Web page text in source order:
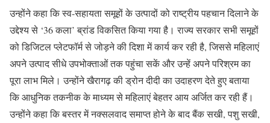
उन्होंने कहा कि स्व-सहायता समूहों के उत्पादों को राष्ट्रीय पहचान दिलाने के
उद्देश्य से ‘36 कला’ ब्रांड विकसित किया गया है। राज्य सरकार सभी समूहों
को डिजिटल प्लेटफॉर्म से जोड़ने की दिशा में कार्य कर रही है, जिससे महिलाएं
अपने उत्पाद सीधे उपभोक्ताओं तक पहुंचा सकें और उन्हें अपने परिश्रम का
पूरा लाभ मिले। उन्होंने खैरागढ़ की ड्रोन दीदी का उदाहरण देते हुए बताया
कि आधुनिक तकनीक के माध्यम से महिलाएं बेहतर आय अर्जित कर रही हैं।
उन्होंने कहा कि बस्तर में नक्सलवाद समाप्त होने के बाद बैंक सखी, पशु सखी,